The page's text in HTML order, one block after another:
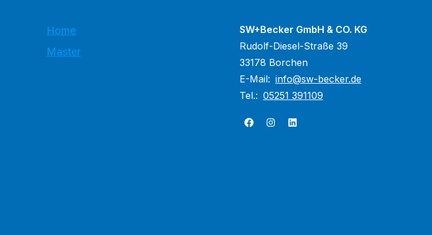
Home
Master
SW+Becker GmbH & CO. KG
Rudolf-Diesel-Straße 39
33178 Borchen
E-Mail: info@sw-becker.de
Tel.: 05251 391109